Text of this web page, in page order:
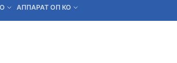
АППАРАТ ОП КО